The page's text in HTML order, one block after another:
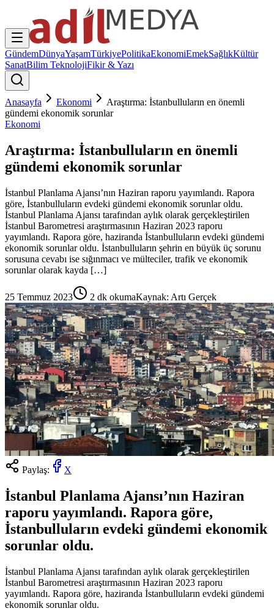
GündemDünyaYaşamTürkiyePolitikaEkonomiEmekSağlıkKültür
SanatBilim TeknolojiFikir & Yazı
Anasayfa Ekonomi
Araştırma: İstanbulluların en önemli
gündemi ekonomik sorunlar
Ekonomi
Araştırma: İstanbulluların en önemli
gündemi ekonomik sorunlar
İstanbul Planlama Ajansı’nın Haziran raporu yayımlandı. Rapora
göre, İstanbulluların evdeki gündemi ekonomik sorunlar oldu.
İstanbul Planlama Ajansı tarafından aylık olarak gerçekleştirilen
İstanbul Barometresi araştırmasının Haziran 2023 raporu
yayımlandı. Rapora göre, haziranda İstanbulluların evdeki gündemi
ekonomik sorunlar oldu. İstanbulluların şehrin en büyük üç sorunu
sorusuna cevabı ise sığınmacı ve mülteciler, trafik ve ekonomik
sorunlar olarak kayda […]
25 Temmuz 2023 2 dk okumaKaynak: Artı Gerçek
Paylaş: X
İstanbul Planlama Ajansı’nın Haziran
raporu yayımlandı. Rapora göre,
İstanbulluların evdeki gündemi ekonomik
sorunlar oldu.
İstanbul Planlama Ajansı tarafından aylık olarak gerçekleştirilen
İstanbul Barometresi araştırmasının Haziran 2023 raporu
yayımlandı. Rapora göre, haziranda İstanbulluların evdeki gündemi
ekonomik sorunlar oldu.